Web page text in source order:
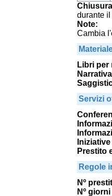
durante
Note:
Cambia
Libri per
Narrativa
Servizi
Prestito
Regole
Nº
Nº